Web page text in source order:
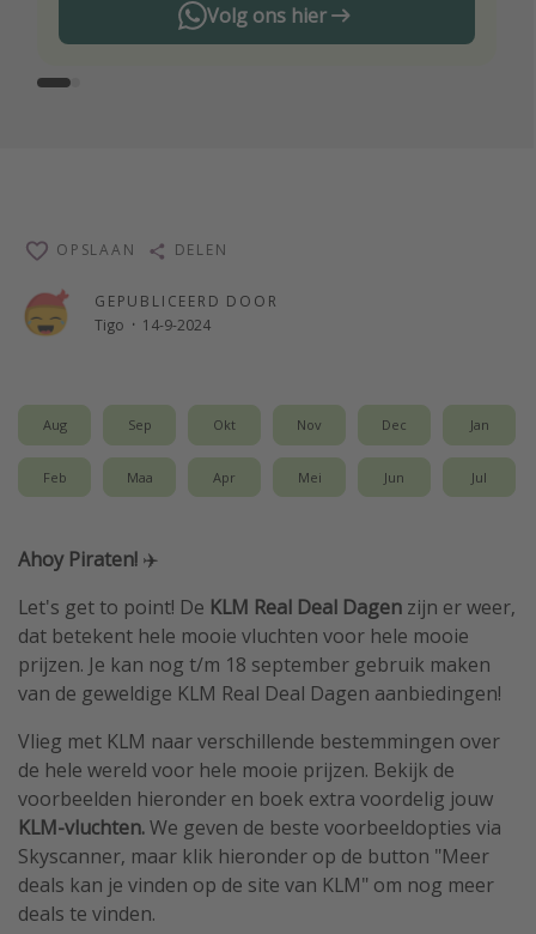
Volg ons hier
GEPUBLICEERD DOOR
Tigo · 14-9-2024
OPSLAAN DELEN
Aug Sep Okt Nov Dec Jan
Feb Maa Apr Mei Jun Jul
Ahoy Piraten! ✈️
Let's get to point! De KLM Real Deal Dagen zijn er weer,
dat betekent hele mooie vluchten voor hele mooie
prijzen. Je kan nog t/m 18 september gebruik maken
van de geweldige KLM Real Deal Dagen aanbiedingen!
Vlieg met KLM naar verschillende bestemmingen over
de hele wereld voor hele mooie prijzen. Bekijk de
voorbeelden hieronder en boek extra voordelig jouw
KLM-vluchten.We geven de beste voorbeeldopties via
Skyscanner, maar klik hieronder op de button "Meer
deals kan je vinden op de site van KLM" om nog meer
deals te vinden.